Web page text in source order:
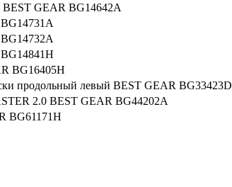
BEST GEAR BG14642A
BG16405H
продольный левый BEST GEAR BG33423D
2.0 BEST GEAR BG44202A
BG61171H